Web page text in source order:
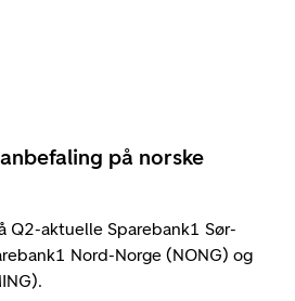
på norske
Q2-aktuelle Sparebank1 Sør-
Nord-Norge (NONG) og